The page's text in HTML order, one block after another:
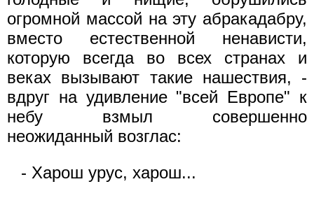
огромной массой на эту абракадабру,
вместо естественной ненависти,
которую всегда во всех странах и
веках вызывают такие нашествия, -
вдруг на удивление "всей Европе" к
небу взмыл совершенно
неожиданный возглас:
- Харош урус, харош...